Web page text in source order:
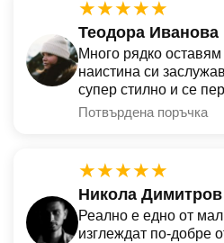
★★★★★
Теодора Иванова
Много рядко
наистина си
супер стилно и се
Потвърдена поръчка
★★★★★
Никола Димитров
Реално е едно от
изглеждат по-добре